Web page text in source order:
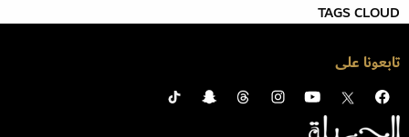
TAGS CLOUD
تابعونا على